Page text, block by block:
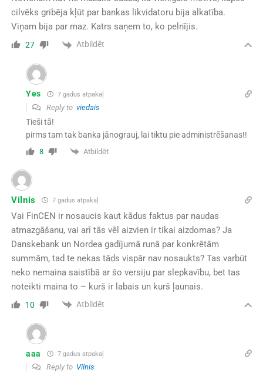
cilvēks gribēja kļūt par bankas likvidatoru bija alkatība.
Viņam bija par maz. Katrs saņem to, ko pelnījis.
27 Atbildēt
Yes 7 gadus atpakaļ
Reply to viedais
Tieši tā!
pirms tam tak banka jānograuj, lai tiktu pie administrēšanas!!
8 Atbildēt
Vilnis 7 gadus atpakaļ
Vai FinCEN ir nosaucis kaut kādus faktus par naudas
atmazgāšanu, vai arī tās vēl aizvien ir tikai aizdomas? Ja
Danskebank un Nordea gadījumā runā par konkrētām
summām, tad te nekas tāds vispār nav nosaukts? Tas varbūt
neko nemaina saistībā ar šo versiju par slepkavību, bet tas
noteikti maina to – kurš ir labais un kurš ļaunais.
10 Atbildēt
aaa 7 gadus atpakaļ
Reply to Vilnis